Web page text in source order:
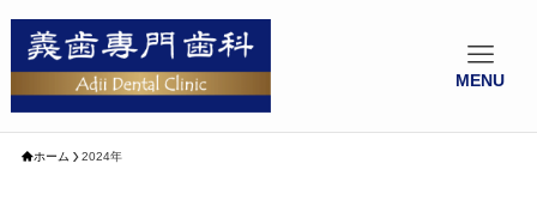
MENU
ホーム 2024年